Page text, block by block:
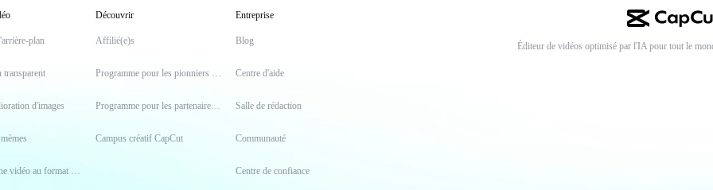
plan
d'images
Convertir une vidéo au format MP4
Découvrir
Affilié(e)s
Programme pour les pionniers et pionnières
Programme pour les partenaires créatifs
Campus créatif CapCut
Entreprise
Blog
Centre d'aide
Salle de rédaction
Communauté
Centre de confiance
Éditeur de vidéos optimisé par l'IA pour tout le